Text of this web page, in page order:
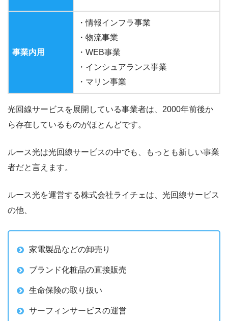
事業内用
・情報インフラ事業
・物流事業
・WEB事業
・インシュアランス事業
・マリン事業
光回線サービスを展開している事業者は、2000年前後か
ら存在しているものがほとんどです。
ルース光は光回線サービスの中でも、もっとも新しい事業
者だと言えます。
ルース光を運営する株式会社ライチェは、光回線サービス
の他、
家電製品などの卸売り
ブランド化粧品の直接販売
生命保険の取り扱い
サーフィンサービスの運営